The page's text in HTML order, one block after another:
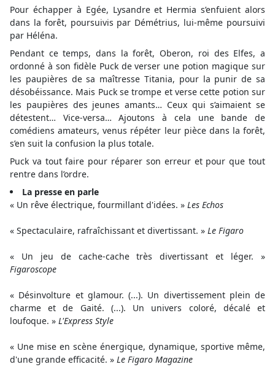
Pour échapper à Egée, Lysandre et Hermia s’enfuient alors
dans la forêt, poursuivis par Démétrius, lui-même poursuivi
par Héléna.
Pendant ce temps, dans la forêt, Oberon, roi des Elfes, a
ordonné à son fidèle Puck de verser une potion magique sur
les paupières de sa maîtresse Titania, pour la punir de sa
désobéissance. Mais Puck se trompe et verse cette potion sur
les paupières des jeunes amants… Ceux qui s’aimaient se
détestent… Vice-versa… Ajoutons à cela une bande de
comédiens amateurs, venus répéter leur pièce dans la forêt,
s’en suit la confusion la plus totale.
Puck va tout faire pour réparer son erreur et pour que tout
rentre dans l’ordre.
La presse en parle
« Un rêve électrique, fourmillant d'idées. » Les Echos
« Spectaculaire, rafraîchissant et divertissant. » Le Figaro
« Un jeu de cache-cache très divertissant et léger. »
Figaroscope
« Désinvolture et glamour. (...). Un divertissement plein de
charme et de Gaité. (...). Un univers coloré, décalé et
loufoque. » L'Express Style
« Une mise en scène énergique, dynamique, sportive même,
d'une grande efficacité. » Le Figaro Magazine